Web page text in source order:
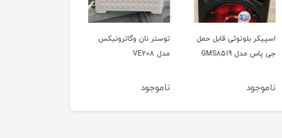
اسپیکر بلوتوثی قابل حمل
جی پاس مدل GMS8519
ناموجود
توستر نان وگاترونیکس
مدل VE208
ناموجود